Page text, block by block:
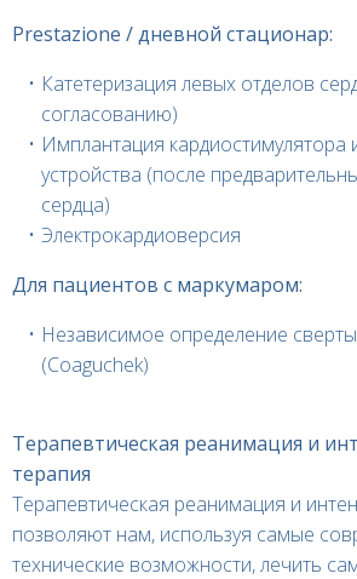
Prestazione / дневной стационар:
Катетеризация левых отделов
согласованию)
Имплантация кардиостимулятора
устройства (после
сердца)
Электрокардиоверсия
Для пациентов с маркумаром:
Независимое определение
(Coaguchek)
Терапевтическая реанимация и
терапия
Терапевтическая реанимация и
позволяют нам, используя самые
технические возможности, лечить